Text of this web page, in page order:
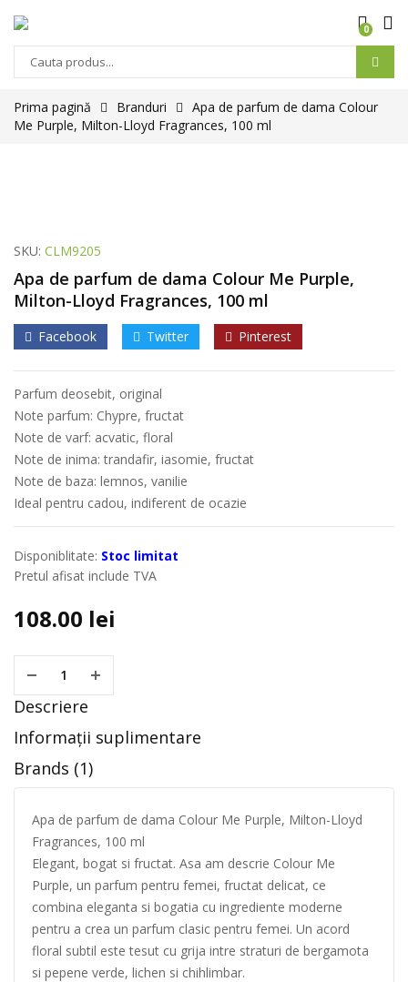
0
Prima pagină Branduri
Apa de parfum de dama Colour
Me Purple, Milton-Lloyd Fragrances, 100 ml
SKU: CLM9205
Apa de parfum de dama Colour Me Purple,
Milton-Lloyd Fragrances, 100 ml
Facebook Twitter Pinterest
Parfum deosebit, original
Note parfum: Chypre, fructat
Note de varf: acvatic, floral
Note de inima: trandafir, iasomie, fructat
Note de baza: lemnos, vanilie
Ideal pentru cadou, indiferent de ocazie
Disponiblitate: Stoc limitat
Pretul afisat include TVA
108.00 lei
Descriere
Informații suplimentare
Brands (1)
Apa de parfum de dama Colour Me Purple, Milton-Lloyd
Fragrances, 100 ml
Elegant, bogat si fructat. Asa am descrie Colour Me
Purple, un parfum pentru femei, fructat delicat, ce
combina eleganta si bogatia cu ingrediente moderne
pentru a crea un parfum clasic pentru femei. Un acord
floral subtil este tesut cu grija intre straturi de bergamota
si pepene verde, lichen si chihlimbar.